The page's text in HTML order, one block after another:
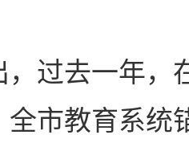
，过去一年，
市教育系统